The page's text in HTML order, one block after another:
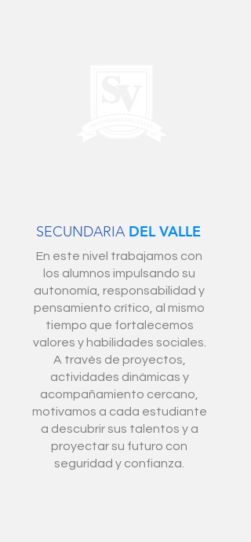
SECUNDARIA DEL VALLE
En este nivel trabajamos con
los alumnos impulsando su
autonomía, responsabilidad y
pensamiento crítico, al mismo
tiempo que fortalecemos
valores y habilidades sociales.
A través de proyectos,
actividades dinámicas y
acompañamiento cercano,
motivamos a cada estudiante
a descubrir sus talentos y a
proyectar su futuro con
seguridad y confianza.